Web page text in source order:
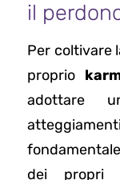
il
Per coltivare
proprio
adottare
dei propri